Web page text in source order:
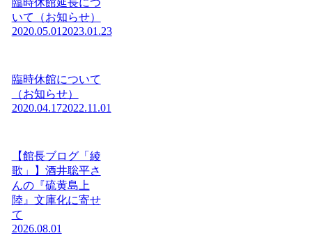
臨時休館延長につ
いて（お知らせ）
2020.05.01 2023.01.23
臨時休館について
（お知らせ）
2020.04.172022.11.01
【館長ブログ「綾
歌」】酒井聡平さ
んの『硫黄島上
陸』文庫化に寄せ
て
2026.08.01